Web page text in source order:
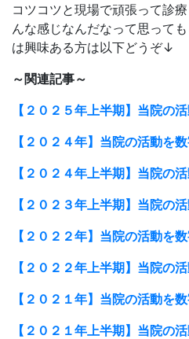
コツコツと現場で頑張って診
んな感じなんだなって思って
は興味ある方は以下どうぞ↓
～関連記事～
【２０２５年上半期】当院の
【２０２４年】当院の活動を
【２０２４年上半期】当院の
【２０２３年上半期】当院の
【２０２２年】当院の活動を
【２０２２年上半期】当院の
【２０２１年】当院の活動を
【２０２１年上半期】当院の